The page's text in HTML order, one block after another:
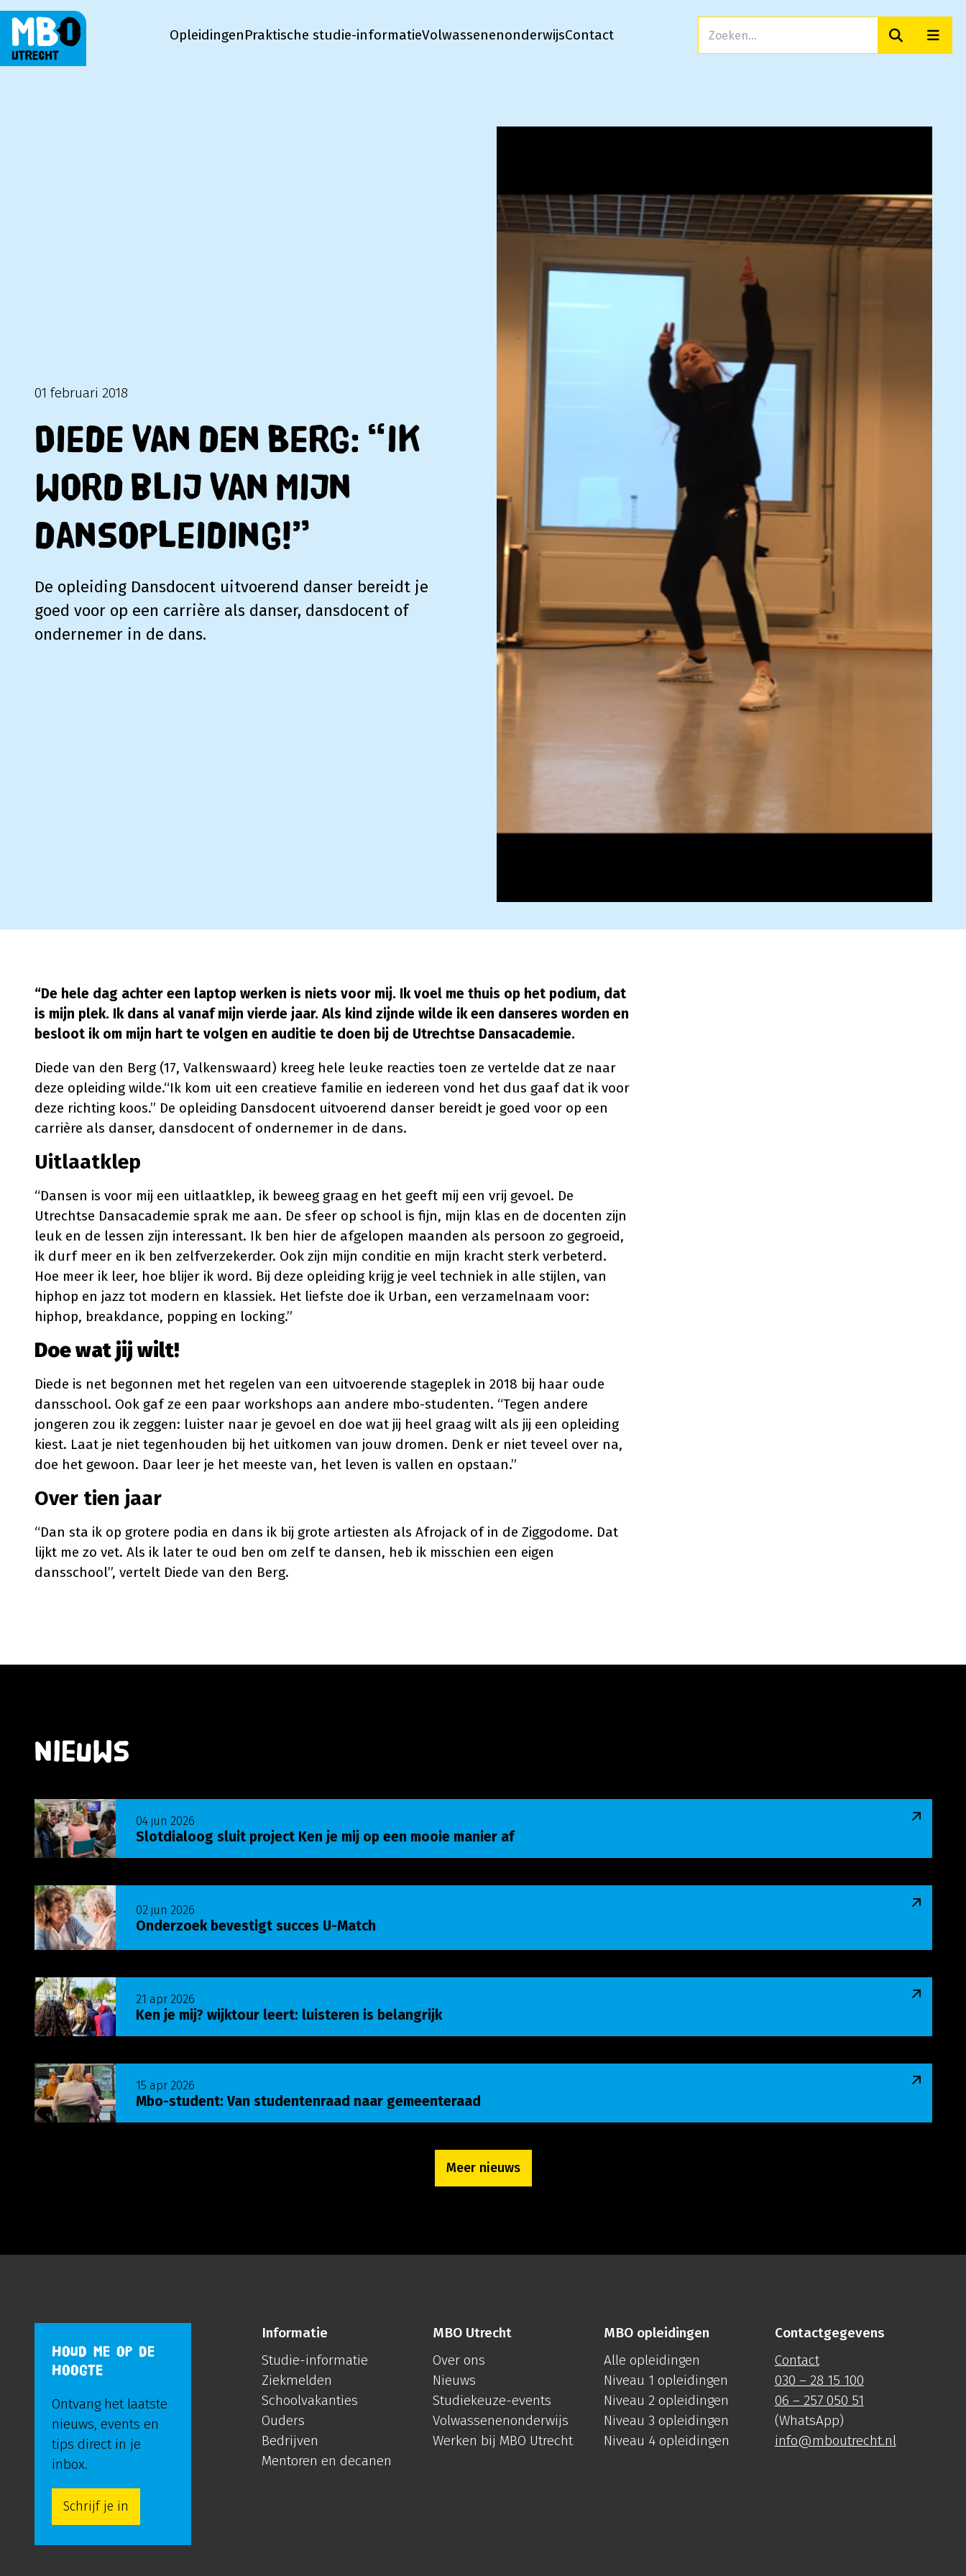
OpleidingenPraktische studie-informatieVolwassenenonderwijsContact
Zoeken
01 februari 2018
Diede van den Berg: “ik
word blij van mijn
dansopleiding!”
De opleiding Dansdocent uitvoerend danser bereidt je
goed voor op een carrière als danser, dansdocent of
ondernemer in de dans.
“De hele dag achter een laptop werken is niets voor mij. Ik voel me thuis op het podium, dat
is mijn plek. Ik dans al vanaf mijn vierde jaar. Als kind zijnde wilde ik een danseres worden en
besloot ik om mijn hart te volgen en auditie te doen bij de Utrechtse Dansacademie.
Diede van den Berg (17, Valkenswaard) kreeg hele leuke reacties toen ze vertelde dat ze naar
deze opleiding wilde.“Ik kom uit een creatieve familie en iedereen vond het dus gaaf dat ik voor
deze richting koos.” De opleiding Dansdocent uitvoerend danser bereidt je goed voor op een
carrière als danser, dansdocent of ondernemer in de dans.
Uitlaatklep
“Dansen is voor mij een uitlaatklep, ik beweeg graag en het geeft mij een vrij gevoel. De
Utrechtse Dansacademie sprak me aan. De sfeer op school is fijn, mijn klas en de docenten zijn
leuk en de lessen zijn interessant. Ik ben hier de afgelopen maanden als persoon zo gegroeid,
ik durf meer en ik ben zelfverzekerder. Ook zijn mijn conditie en mijn kracht sterk verbeterd.
Hoe meer ik leer, hoe blijer ik word. Bij deze opleiding krijg je veel techniek in alle stijlen, van
hiphop en jazz tot modern en klassiek. Het liefste doe ik Urban, een verzamelnaam voor:
hiphop, breakdance, popping en locking.”
Doe wat jij wilt!
Diede is net begonnen met het regelen van een uitvoerende stageplek in 2018 bij haar oude
dansschool. Ook gaf ze een paar workshops aan andere mbo-studenten. “Tegen andere
jongeren zou ik zeggen: luister naar je gevoel en doe wat jij heel graag wilt als jij een opleiding
kiest. Laat je niet tegenhouden bij het uitkomen van jouw dromen. Denk er niet teveel over na,
doe het gewoon. Daar leer je het meeste van, het leven is vallen en opstaan.”
Over tien jaar
“Dan sta ik op grotere podia en dans ik bij grote artiesten als Afrojack of in de Ziggodome. Dat
lijkt me zo vet. Als ik later te oud ben om zelf te dansen, heb ik misschien een eigen
dansschool”, vertelt Diede van den Berg.
Nieuws
Slotdialoog sluit project Ken je mij op een mooie manier af
04 jun 2026
Lees meer over Slotdialoog sluit project Ken je mij op een mooie manier af
Onderzoek bevestigt succes U-Match
02 jun 2026
Lees meer over Onderzoek bevestigt succes U-Match
Ken je mij? wijktour leert: luisteren is belangrijk
21 apr 2026
Lees meer over Ken je mij? wijktour leert: luisteren is belangrijk
Mbo-student: Van studentenraad naar gemeenteraad
15 apr 2026
Lees meer over Mbo-student: Van studentenraad naar gemeenteraad
Meer nieuws
HOUD ME OP DE
HOOGTE
Ontvang het laatste
nieuws, events en
tips direct in je
inbox.
Schrijf je in
Informatie
Studie-informatie
Ziekmelden
Schoolvakanties
Ouders
Bedrijven
Mentoren en decanen
MBO Utrecht
Over ons
Nieuws
Studiekeuze-events
Volwassenenonderwijs
Werken bij MBO Utrecht
MBO opleidingen
Alle opleidingen
Niveau 1 opleidingen
Niveau 2 opleidingen
Niveau 3 opleidingen
Niveau 4 opleidingen
Contactgegevens
Contact
030 – 28 15 100
06 – 257 050 51
(WhatsApp)
info@mboutrecht.nl